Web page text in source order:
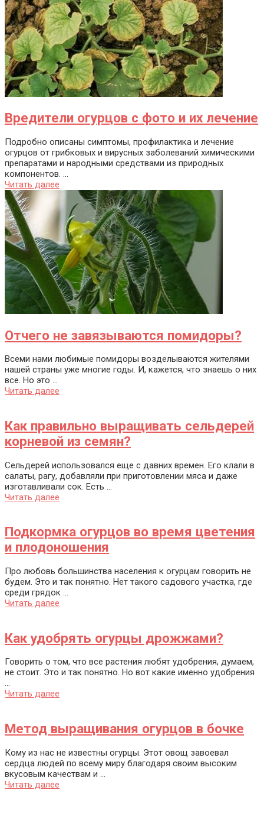
Вредители огурцов с фото и их лечение
Подробно описаны симптомы, профилактика и лечение
огурцов от грибковых и вирусных заболеваний химическими
препаратами и народными средствами из природных
компонентов. ...
Читать далее
Отчего не завязываются помидоры?
Всеми нами любимые помидоры возделываются жителями
нашей страны уже многие годы. И, кажется, что знаешь о них
все. Но это ...
Читать далее
Как правильно выращивать сельдерей
корневой из семян?
Сельдерей использовался еще с давних времен. Его клали в
салаты, рагу, добавляли при приготовлении мяса и даже
изготавливали сок. Есть ...
Читать далее
Подкормка огурцов во время цветения
и плодоношения
Про любовь большинства населения к огурцам говорить не
будем. Это и так понятно. Нет такого садового участка, где
среди грядок ...
Читать далее
Как удобрять огурцы дрожжами?
Говорить о том, что все растения любят удобрения, думаем,
не стоит. Это и так понятно. Но вот какие именно удобрения
...
Читать далее
Метод выращивания огурцов в бочке
Кому из нас не известны огурцы. Этот овощ завоевал
сердца людей по всему миру благодаря своим высоким
вкусовым качествам и ...
Читать далее